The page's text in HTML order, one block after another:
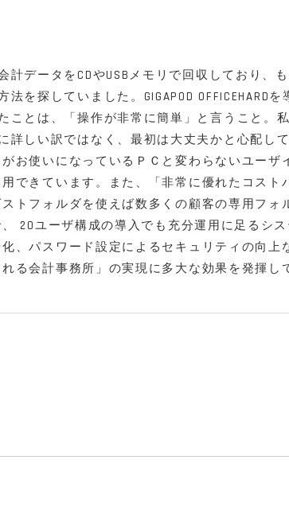
計データをCDやUSBメモリで回収しており、
を探していました。GIGAPOD OFFICEHARDを
ことは、「操作が非常に簡単」と言うこと。
詳しい訳ではなく、最初は大丈夫かと心配し
お使いになっているＰＣと変わらないユーザ
できています。また、「非常に優れたコスト
トフォルダを使えば数多くの顧客の専用フォ
20ユーザ構成の導入でも充分運用に足るシ
、パスワード設定によるセキュリティの向上
る会計事務所」の実現に多大な効果を発揮し